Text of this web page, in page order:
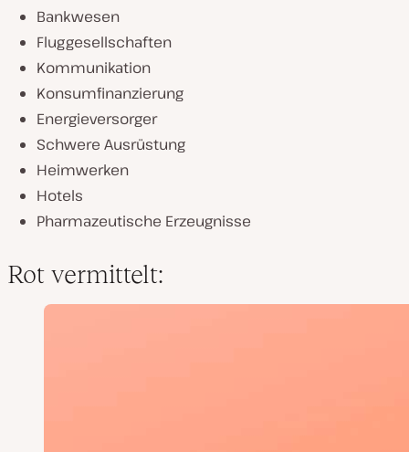
Bankwesen
Fluggesellschaften
Kommunikation
Konsumfinanzierung
Energieversorger
Schwere Ausrüstung
Heimwerken
Hotels
Pharmazeutische Erzeugnisse
Rot vermittelt: